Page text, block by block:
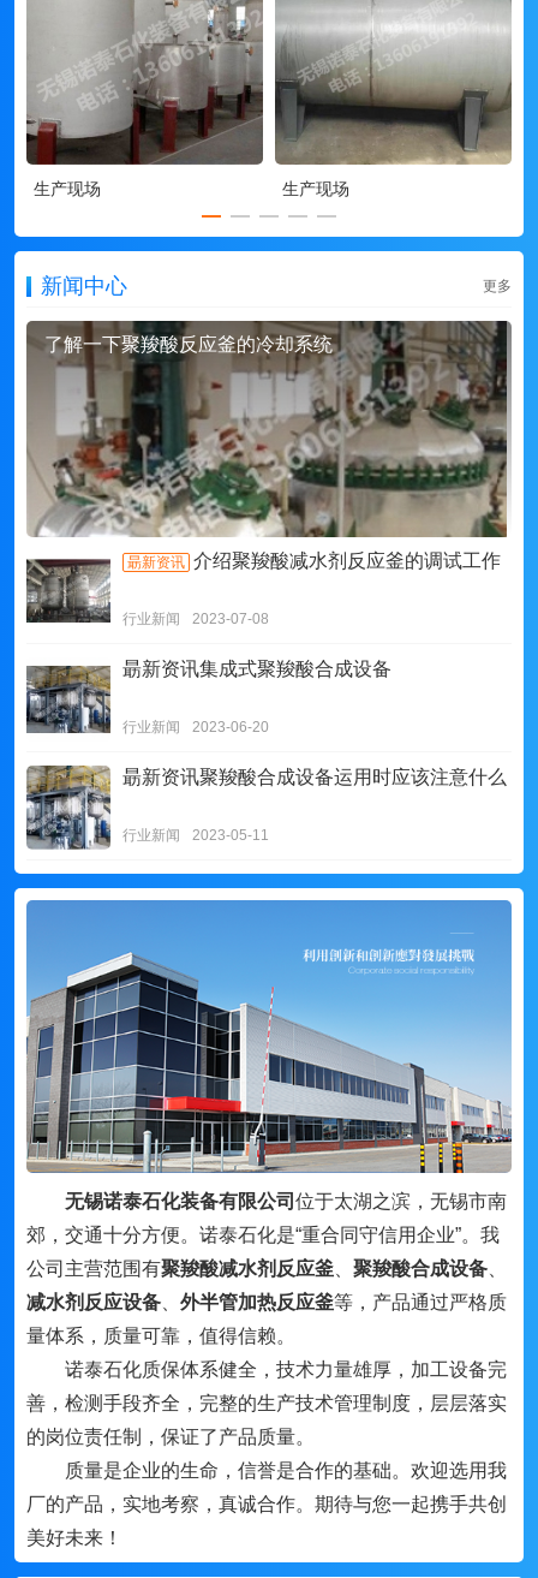
生产现场 生产现场
新闻中心 更多
了解一下聚羧酸反应釜的冷却系统
朂新资讯 介绍聚羧酸减水剂反应釜的调试工作
行业新闻 2023-07-08
朂新资讯集成式聚羧酸合成设备
行业新闻 2023-06-20
朂新资讯聚羧酸合成设备运用时应该注意什么
行业新闻 2023-05-11
无锡诺泰石化装备有限公司 位于太湖之滨，无锡市南
郊，交通十分方便。诺泰石化是“重合同守信用企业”。我
公司主营范围有聚羧酸减水剂反应釜、 聚羧酸合成设备、
减水剂反应设备、 外半管加热反应釜等，产品通过严格质
量体系，质量可靠，值得信赖。
诺泰石化质保体系健全，技术力量雄厚，加工设备完
善，检测手段齐全，完整的生产技术管理制度，层层落实
的岗位责任制，保证了产品质量。
质量是企业的生命，信誉是合作的基础。欢迎选用我
厂的产品，实地考察，真诚合作。期待与您一起携手共创
美好未来！